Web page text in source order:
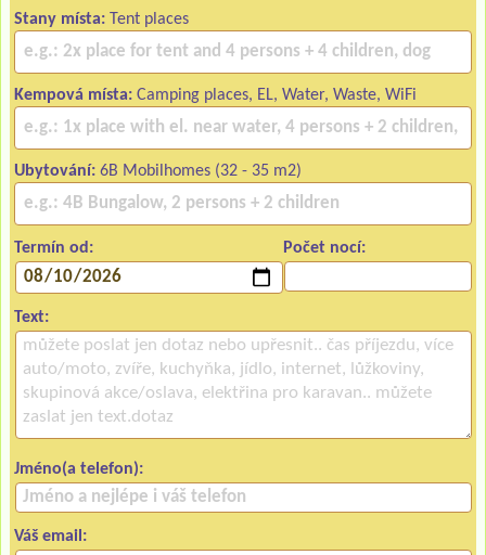
Stany místa: Tent places
Kempová místa: Camping places, EL, Water, Waste, WiFi
Ubytování: 6B Mobilhomes (32 - 35 m2)
Termín od: Počet nocí:
Text:
Jméno(a telefon):
Váš email: